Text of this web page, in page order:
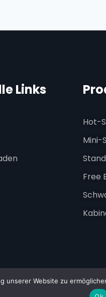
Links
Hot-
Mini-
Free
ESSENLEDPROFILE. Alle
unserer Website zu